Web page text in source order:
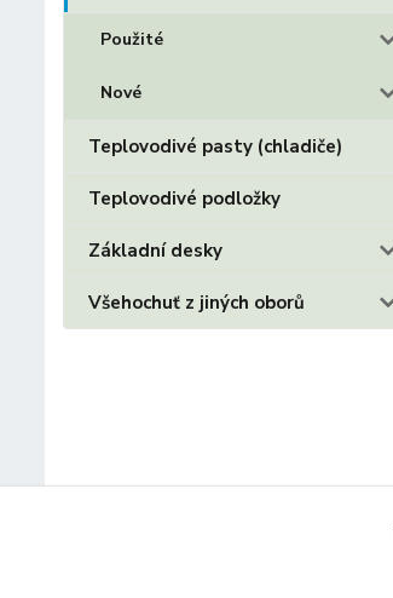
Použité
Nové
Teplovodivé pasty (chladiče)
Teplovodivé podložky
Základní desky
Všehochuť z jiných oborů